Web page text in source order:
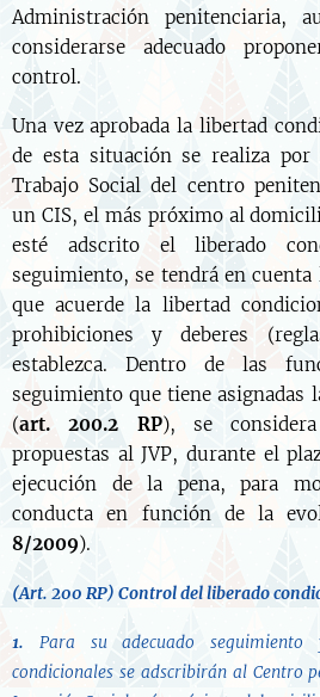
Administración penitenciaria,
considerarse adecuado
control.
Una vez aprobada la libertad
de esta situación se realiza por
Trabajo Social del centro
un CIS, el más próximo al
esté adscrito el liberado
seguimiento, se tendrá en
que acuerde la libertad
prohibiciones y deberes
establezca. Dentro de las
seguimiento que tiene asignadas
(art. 200.2 RP), se
propuestas al JVP, durante el
ejecución de la pena, para
conducta en función de la
8/2009).
(Art. 200 RP) Control del liberado
1. Para su adecuado
condicionales se adscribirán al Centro